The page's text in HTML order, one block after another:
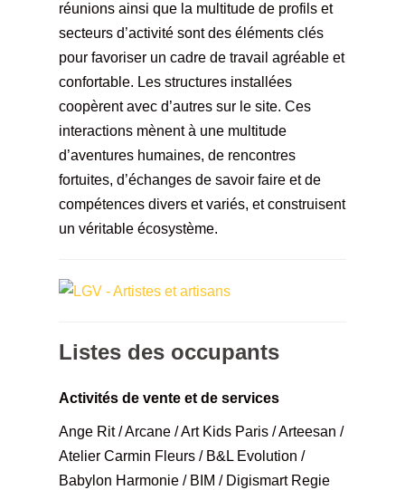
réunions ainsi que la multitude de profils et
secteurs d’activité sont des éléments clés
pour favoriser un cadre de travail agréable et
confortable. Les structures installées
coopèrent avec d’autres sur le site. Ces
interactions mènent à une multitude
d’aventures humaines, de rencontres
fortuites, d’échanges de savoir faire et de
compétences divers et variés, et construisent
un véritable écosystème.
Listes des occupants
Activités de vente et de services
Ange Rit / Arcane / Art Kids Paris / Arteesan /
Atelier Carmin Fleurs / B&L Evolution /
Babylon Harmonie / BIM / Digismart Regie